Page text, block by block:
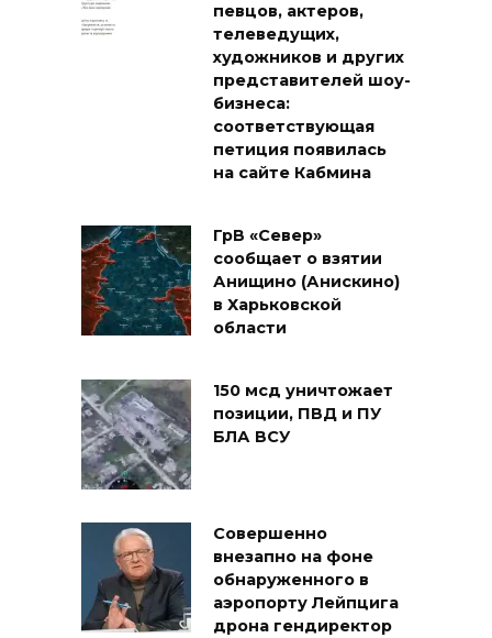
певцов, актеров,
телеведущих,
художников и других
представителей шоу-
бизнеса:
соответствующая
петиция появилась
на сайте Кабмина
ГрВ «Север»
сообщает о взятии
Анищино (Анискино)
в Харьковской
области
150 мсд уничтожает
позиции, ПВД и ПУ
БЛА ВСУ
Совершенно
внезапно на фоне
обнаруженного в
аэропорту Лейпцига
дрона гендиректор